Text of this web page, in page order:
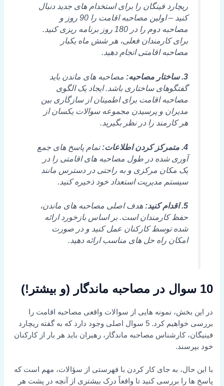
ریچارد فینگان را برای استخدام های جدید دنبال
کنید – اولین مصاحبه اقامت را 90 روز و
مصاحبه دوم را در 180 روز برنامه ریزی کنید.
برای کارمندان فعلی، هر شش ماه یکبار
مصاحبه اقامتی انجام دهید.
3. ساختار مصاحبه:
مصاحبه های ماندن باید
گفتگوهای ساختاری باشد. ایجاد یک الگوی
مصاحبه اقامت برای اطمینان از سازگاری بین
مدیران و پرسیدن مجموعه سوالات یکسان از
هر کارمند را در نظر بگیرید.
4. متمرکز کردن اطلاعات:
تمام پاسخ های جمع
آوری شده در طول مصاحبه های اقامتی را در
یک مکان مرکزی و به راحتی در دسترس مانند
سیستم مدیریت استعداد خود ذخیره کنید.
5. اقدام کنید:
هدف اصلی مصاحبه های ماندن،
حفظ کارمندان است. بر اساس بازخورد ارائه
شده توسط کارکنان عمل کنید و در صورت
امکان راه حل های مناسب ارائه دهید.
10 سوال در مصاحبه ماندگار (و بیشتر!)
در این بخش، نمونه هایی از سوالات واقعی مصاحبه اقامت را
بررسی خواهیم کرد. 5 سوال اصلی وجود دارد که به گفته ریچارد
فینیگان، کارشناس مصاحبه ماندگار، رهبران باید هر بار از کارکنان
خود بپرسند.
با این حال، به جای کار کردن با فهرستی از سؤالات، مهم است که
پاسخ ها را بررسی کنید تا واقعاً درک بیشتری از آنچه در پشت هر